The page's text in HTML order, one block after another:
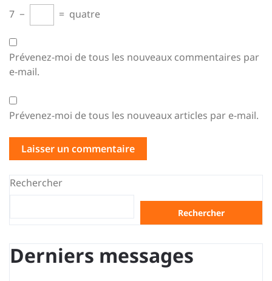
7 − = quatre
Prévenez-moi de tous les nouveaux commentaires par
e-mail.
Prévenez-moi de tous les nouveaux articles par e-mail.
Rechercher
Rechercher
Derniers messages